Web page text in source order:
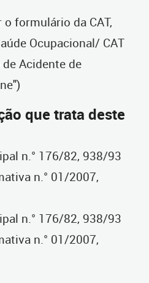
o formulário da CAT,
Ocupacional/ CAT
Acidente de
que trata deste
n.° 176/82, 938/93
n.° 01/2007,
n.° 176/82, 938/93
n.° 01/2007,